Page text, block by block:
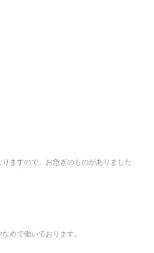
ますので、お急ぎのものがありました
めで働いております。